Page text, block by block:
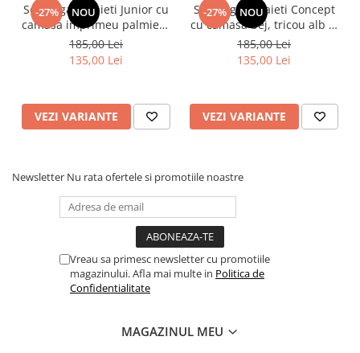
-27% NOU
Set elegant baieti Junior cu
camasa imprimeu palmieri,
tricou si bermude
185,00 Lei
135,00 Lei
VEZI VARIANTE
-27% NOU
Set elegant baieti Concept
cu camasa bej, tricou alb si
bermude maro
185,00 Lei
135,00 Lei
VEZI VARIANTE
Newsletter Nu rata ofertele si promotiile noastre
Vreau sa primesc newsletter cu promotiile
magazinului. Afla mai multe in Politica de
Confidentialitate
MAGAZINUL MEU